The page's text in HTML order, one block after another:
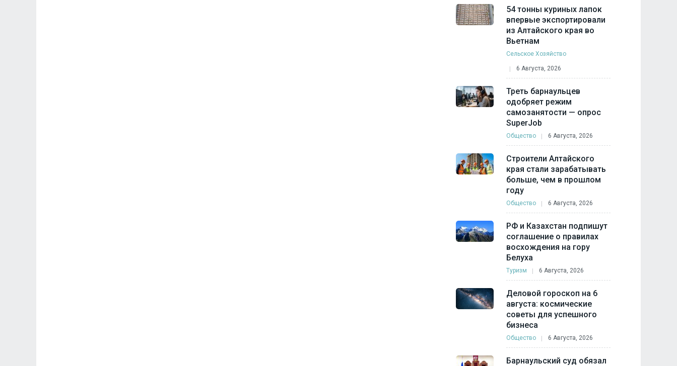
54 тонны куриных лапок
впервые экспортировали
из Алтайского края во
Вьетнам
Сельское Хозяйство
6 Августа, 2026
Треть барнаульцев
одобряет режим
самозанятости — опрос
SuperJob
Общество 6 Августа, 2026
Строители Алтайского
края стали зарабатывать
больше, чем в прошлом
году
Общество 6 Августа, 2026
РФ и Казахстан подпишут
соглашение о правилах
восхождения на гору
Белуха
Туризм 6 Августа, 2026
Деловой гороскоп на 6
августа: космические
советы для успешного
бизнеса
Общество 6 Августа, 2026
Барнаульский суд обязал